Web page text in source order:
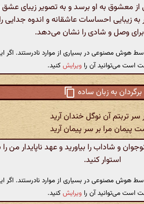
از معشوق به او برسد و به تصویر زیبای
زیبایی احساسات عاشقانه و اندوه جدایی
وصل و شادی را نشان می‌دهد.
هوش مصنوعی در بسیاری از موارد نادرستند. اگر
است می‌توانید آن را ویرایشکنید.
برگردان به زبان ساده
سر تربتم آن نوگل خندان آرید
پیمان مرا بر سر پیمان آرید
و شاداب را بیاورید و عهد ناپایدار من
استوار کنید.
هوش مصنوعی در بسیاری از موارد نادرستند. اگر
است می‌توانید آن را ویرایشکنید.